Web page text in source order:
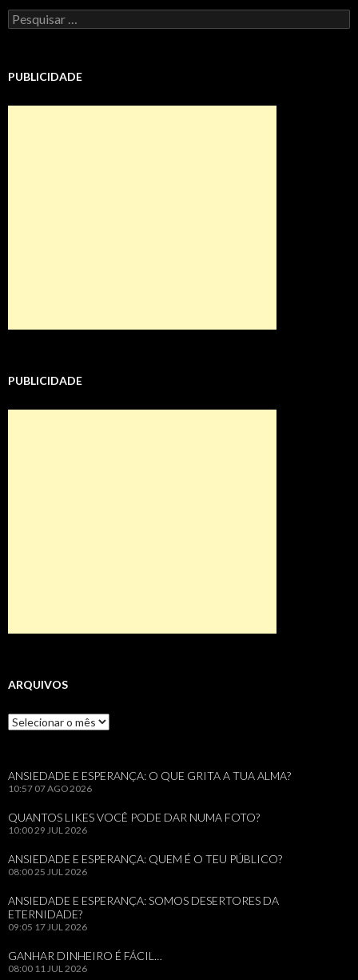
Pesquisar
por:
PUBLICIDADE
PUBLICIDADE
ARQUIVOS
Arquivos
ANSIEDADE E ESPERANÇA: O QUE GRITA A TUA ALMA?
10:57 07 AGO 2026
QUANTOS LIKES VOCÊ PODE DAR NUMA FOTO?
10:0029 JUL 2026
ANSIEDADE E ESPERANÇA: QUEM É O TEU PÚBLICO?
08:0025 JUL 2026
ANSIEDADE E ESPERANÇA: SOMOS DESERTORES DA
ETERNIDADE?
09:05 17 JUL 2026
GANHAR DINHEIRO É FÁCIL…
08:00 11 JUL 2026